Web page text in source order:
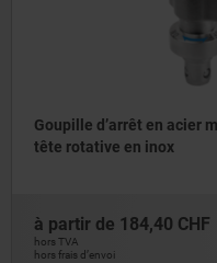
Goupille d’arrêt en acier
tête rotative en inox
à partir de 184,40 CHF
hors TVA
hors frais d’envoi